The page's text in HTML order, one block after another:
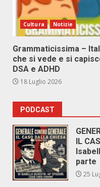
Cultura Notizie
Grammaticissima –
che si vede e si
DSA e ADHD
18 Luglio 2026
PODCAST
IL
parte
25